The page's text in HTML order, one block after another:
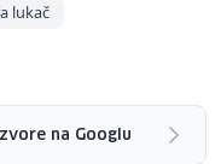
lukač
na Googlu